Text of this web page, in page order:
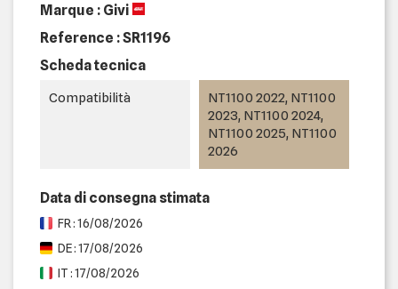
Marque : Givi
Reference :SR1196
Scheda tecnica
Compatibilità
NT1100 2022, NT1100
2023, NT1100 2024,
NT1100 2025, NT1100
2026
Data di consegna stimata
FR : 16/08/2026
DE : 17/08/2026
IT : 17/08/2026